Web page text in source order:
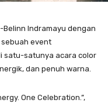
Belinn Indramayu dengan
sebuah event
satu-satunya acara color
dan penuh warna.
One Celebration.”,